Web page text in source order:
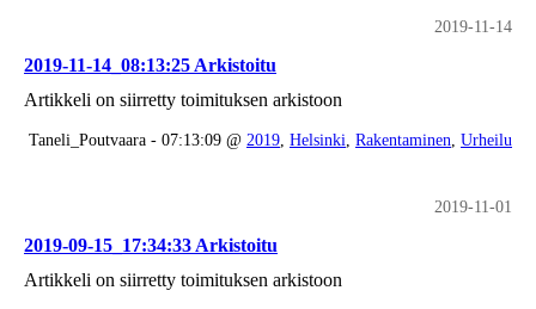
2019-11-14
2019-11-14_08:13:25 Arkistoitu
Artikkeli on siirretty toimituksen arkistoon
Taneli_Poutvaara - 07:13:09 @ 2019 Helsinki Rakentaminen Urheilu
2019-11-01
2019-09-15_17:34:33 Arkistoitu
Artikkeli on siirretty toimituksen arkistoon